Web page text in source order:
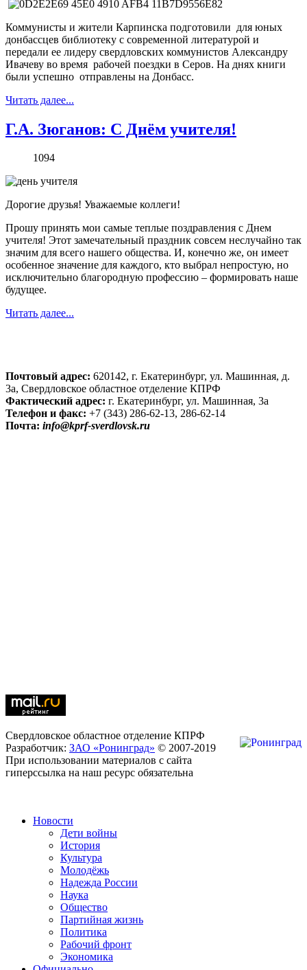
Коммунисты и жители Карпинска подготовили для юных
донбассцев библиотеку с современной литературой и
передали ее лидеру свердловских коммунистов Александру
Ивачеву во время рабочей поездки в Серов. На днях книги
были успешно отправлены на Донбасс.
Читать далее...
Г.А. Зюганов: С Днём учителя!
1094
Дорогие друзья! Уважаемые коллеги!
Прошу принять мои самые теплые поздравления с Днем
учителя! Этот замечательный праздник совсем неслучайно так
значим для всего нашего общества. И, конечно же, он имеет
особенное значение для каждого, кто выбрал непростую, но
исключительно благородную профессию – формировать наше
будущее.
Читать далее...
Почтовый адрес: 620142, г. Екатеринбург, ул. Машинная, д.
3а, Свердловское областное отделение КПРФ
Фактический адрес: г. Екатеринбург, ул. Машинная, 3а
Телефон и факс: +7 (343) 286-62-13, 286-62-14
Почта: info@kprf-sverdlovsk.ru
Свердловское областное отделение КПРФ
Разработчик: ЗАО «Ронинград» © 2007-2019
При использовании материалов с сайта
гиперссылка на наш ресурс обязательна
Новости
Дети войны
История
Культура
Молодёжь
Надежда России
Наука
Общество
Партийная жизнь
Политика
Рабочий фронт
Экономика